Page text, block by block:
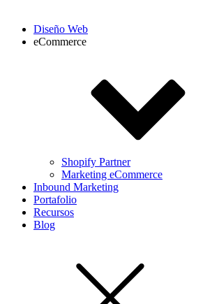
Diseño Web
eCommerce
Shopify Partner
Marketing eCommerce
Inbound Marketing
Portafolio
Recursos
Blog